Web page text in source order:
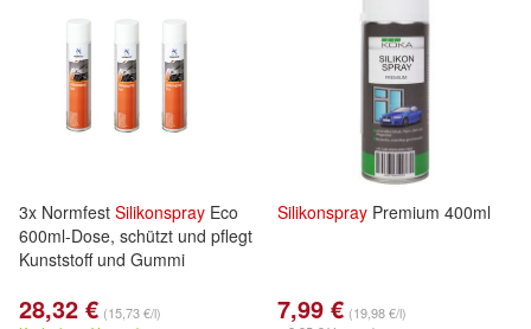
3x Normfest Silikonspray Eco
600ml-Dose, schützt und pflegt
Kunststoff und Gummi
28,32 € (15,73 €/l)
Silikonspray Premium 400ml
7,99 € (19,98 €/l)